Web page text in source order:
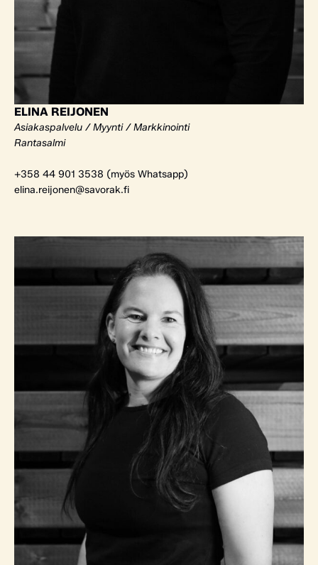
ELINA REIJONEN
Asiakaspalvelu / Myynti / Markkinointi
Rantasalmi
+358 44 901 3538 (myös Whatsapp)
elina.reijonen@savorak.fi